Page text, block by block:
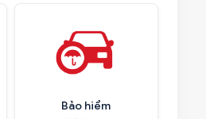
Bảo hiểm